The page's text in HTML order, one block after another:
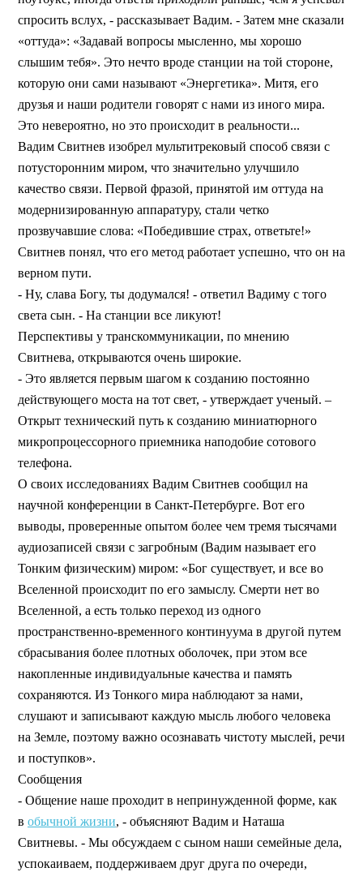
спросить вслух, - рассказывает Вадим. - Затем мне сказали
«оттуда»: «Задавай вопросы мысленно, мы хорошо
слышим тебя». Это нечто вроде станции на той стороне,
которую они сами называют «Энергетика». Митя, его
друзья и наши родители говорят с нами из иного мира.
Это невероятно, но это происходит в реальности...
Вадим Свитнев изобрел мультитрековый способ связи с
потусторонним миром, что значительно улучшило
качество связи. Первой фразой, принятой им оттуда на
модернизированную аппаратуру, стали четко
прозвучавшие слова: «Победившие страх, ответьте!»
Свитнев понял, что его метод работает успешно, что он на
верном пути.
- Ну, слава Богу, ты додумался! - ответил Вадиму с того
света сын. - На станции все ликуют!
Перспективы у транскоммуникации, по мнению
Свитнева, открываются очень широкие.
- Это является первым шагом к созданию постоянно
действующего моста на тот свет, - утверждает ученый. –
Открыт технический путь к созданию миниатюрного
микропроцессорного приемника наподобие сотового
телефона.
О своих исследованиях Вадим Свитнев сообщил на
научной конференции в Санкт-Петербурге. Вот его
выводы, проверенные опытом более чем тремя тысячами
аудиозаписей связи с загробным (Вадим называет его
Тонким физическим) миром: «Бог существует, и все во
Вселенной происходит по его замыслу. Смерти нет во
Вселенной, а есть только переход из одного
пространственно-временного континуума в другой путем
сбрасывания более плотных оболочек, при этом все
накопленные индивидуальные качества и память
сохраняются. Из Тонкого мира наблюдают за нами,
слушают и записывают каждую мысль любого человека
на Земле, поэтому важно осознавать чистоту мыслей, речи
и поступков».
Сообщения
- Общение наше проходит в непринужденной форме, как
в обычной жизни, - объясняют Вадим и Наташа
Свитневы. - Мы обсуждаем с сыном наши семейные дела,
успокаиваем, поддерживаем друг друга по очереди,